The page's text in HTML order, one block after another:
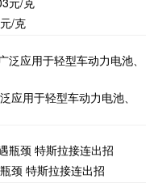
/克
应用于轻型车动力电池、
颈 特斯拉接连出招